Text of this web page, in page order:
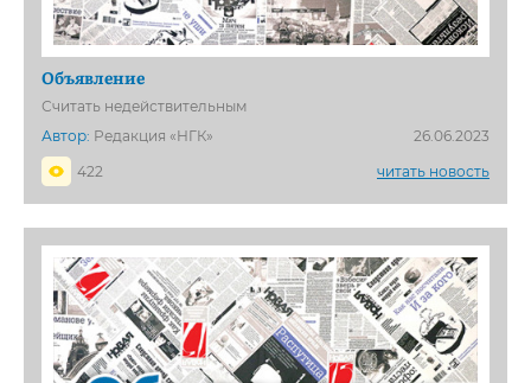
Объявление
Считать недействительным
Автор: Редакция «НГК»
26.06.2023
422
читать новость